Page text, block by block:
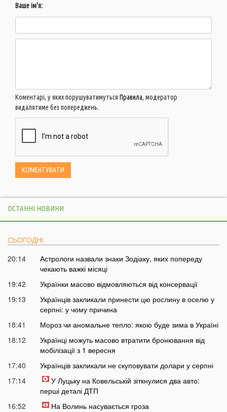
Ваше ім'я:
Коментарі, у яких порушуватимуться Правила, модератор
видалятиме без попереджень.
ОСТАННІ НОВИНИ
СЬОГОДНІ
20:14
Астрологи назвали знаки Зодіаку, яких попереду
чекають важкі місяці
19:42
Українки масово відмовляються від консервації
19:13
Українців закликали принести цю рослину в оселю у
серпні: у чому причина
18:41
Мороз чи аномальне тепло: якою буде зима в Україні
18:12
Українці можуть масово втратити бронювання від
мобілізації з 1 вересня
17:40
Українців закликали не скуповувати долари у серпні
17:14
У Луцьку на Ковельській зіткнулися два авто:
перші деталі ДТП
16:52
На Волинь насувається гроза